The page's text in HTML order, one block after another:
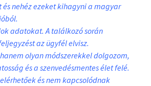
és nehéz ezeket kihagyni a magyar
adatokat. A találkozó során
az ügyfél elvisz.
olyan módszerekkel dolgozom,
és a szenvedésmentes élet felé.
és nem kapcsolódnak